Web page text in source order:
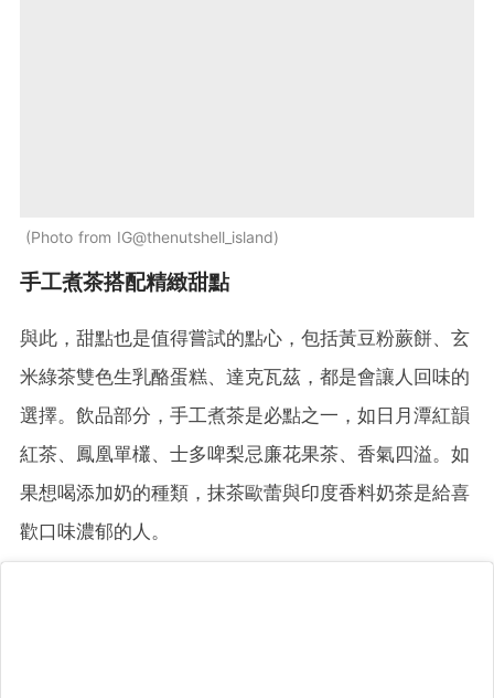
Photo from IG@thenutshell_island
手工煮茶搭配精緻甜點
與此，甜點也是值得嘗試的點心，包括黃豆粉蕨餅、玄
米綠茶雙色生乳酪蛋糕、達克瓦茲，都是會讓人回味的
選擇。飲品部分，手工煮茶是必點之一，如日月潭紅韻
紅茶、鳳凰單欉、士多啤梨忌廉花果茶、香氣四溢。如
果想喝添加奶的種類，抹茶歐蕾與印度香料奶茶是給喜
歡口味濃郁的人。